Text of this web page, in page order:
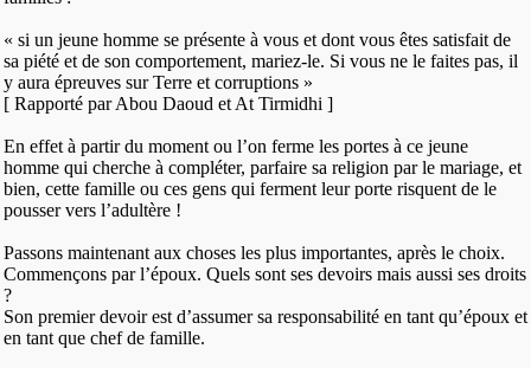
« si un jeune homme se présente à vous et dont vous êtes satisfait de
sa piété et de son comportement, mariez-le. Si vous ne le faites pas, il
y aura épreuves sur Terre et corruptions »
[ Rapporté par Abou Daoud et At Tirmidhi ]
En effet à partir du moment ou l’on ferme les portes à ce jeune
homme qui cherche à compléter, parfaire sa religion par le mariage, et
bien, cette famille ou ces gens qui ferment leur porte risquent de le
pousser vers l’adultère !
Passons maintenant aux choses les plus importantes, après le choix.
Commençons par l’époux. Quels sont ses devoirs mais aussi ses droits
?
Son premier devoir est d’assumer sa responsabilité en tant qu’époux et
en tant que chef de famille.